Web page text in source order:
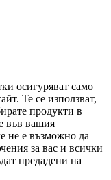
осигуряват само
Те се използват,
продукти в
във вашия
не е възможно да
за вас и всички
предадени на